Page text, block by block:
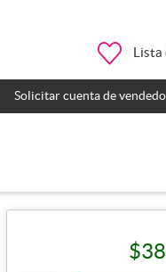
Lista
Solicitar cuenta de